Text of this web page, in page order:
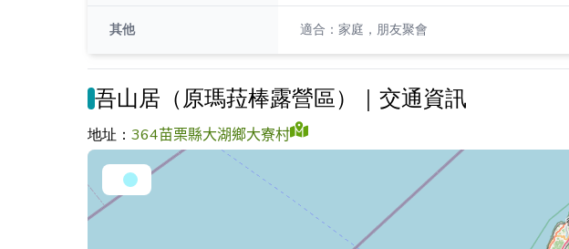
其他 適合：家庭，朋友聚會
吾山居（原瑪菈棒露營區）｜交通資訊
地址： 364苗栗縣大湖鄉大寮村